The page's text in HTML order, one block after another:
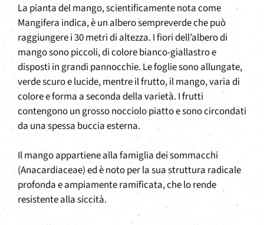
La pianta del mango, scientificamente nota come
Mangifera indica, è un albero sempreverde che può
raggiungere i 30 metri di altezza. I fiori dell’albero di
mango sono piccoli, di colore bianco-giallastro e
disposti in grandi pannocchie. Le foglie sono allungate,
verde scuro e lucide, mentre il frutto, il mango, varia di
colore e forma a seconda della varietà. I frutti
contengono un grosso nocciolo piatto e sono circondati
da una spessa buccia esterna.
Il mango appartiene alla famiglia dei sommacchi
(Anacardiaceae) ed è noto per la sua struttura radicale
profonda e ampiamente ramificata, che lo rende
resistente alla siccità.